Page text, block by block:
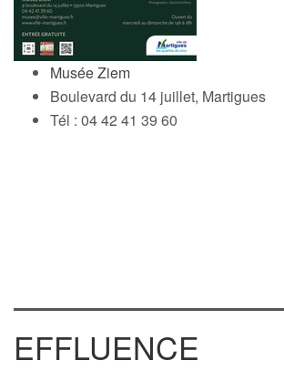
Musée Ziem
Boulevard du 14 juillet, Martigues
Tél : 04 42 41 39 60
EFFLUENCE